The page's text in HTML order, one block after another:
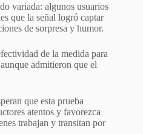
variada: algunos usuarios
que la señal logró captar
de sorpresa y humor.
de la medida para
admitieron que el
que esta prueba
atentos y favorezca
trabajan y transitan por